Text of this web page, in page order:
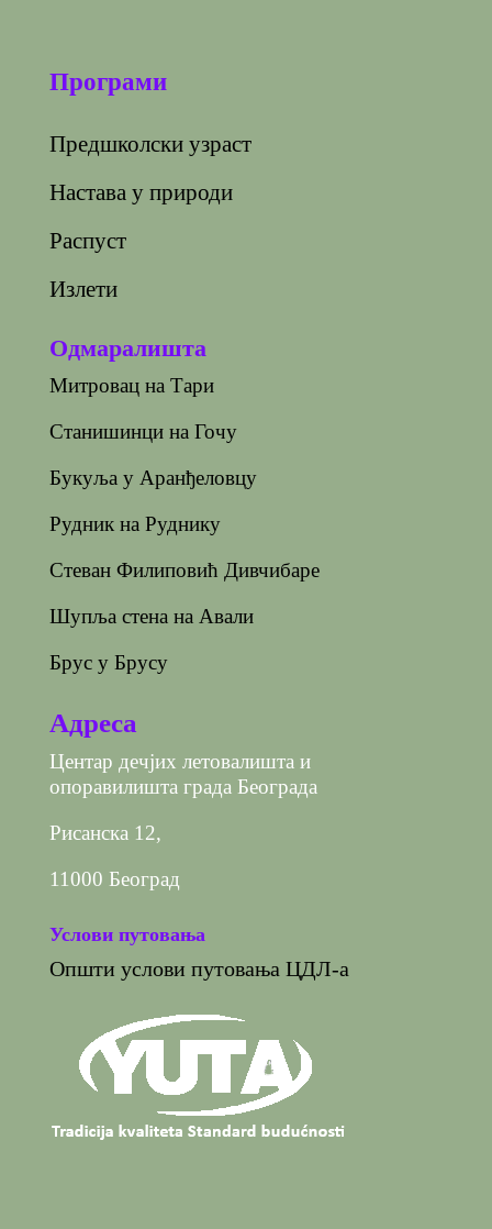
Програми
Предшколски узраст
Настава у природи
Распуст
Излети
Одмаралишта
Митровац на Тари
Станишинци на Гочу
Букуља у Аранђеловцу
Рудник на Руднику
Стеван Филиповић Дивчибаре
Шупља стена на Авали
Брус у Брусу
Адреса
Центар дечјих летовалишта и
опоравилишта града Београда
Рисанска 12,
11000 Београд
Услови путовања
Општи услови путовања ЦДЛ-а